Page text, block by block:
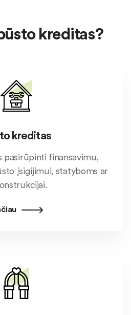
kreditas?
kreditas
pasirūpinti finansavimu,
įsigijimui, statyboms ar